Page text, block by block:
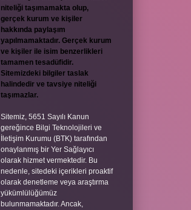
niteliği taşımamakta olup,
gerçek kurum ve kişiler
hakkında paylaşım
yapılmamaktadır. Gerçek kurum
ve kişiler ile isim benzerlikleri
tamamen tesadüfidir.
Sitemizdeki bilgiler taslak
halindedir ve tavsiye niteliği
taşımazlar.
Sitemiz, 5651 Sayılı Kanun
gereğince Bilgi Teknolojileri ve
İletişim Kurumu (BTK) tarafından
onaylanmış bir Yer Sağlayıcı
olarak hizmet vermektedir. Bu
nedenle, sitedeki içerikleri proaktif
olarak denetleme veya araştırma
yükümlülüğümüz
bulunmamaktadır. Ancak,